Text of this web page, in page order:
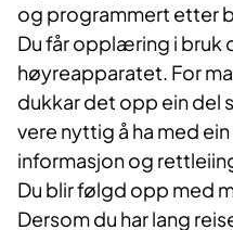
og programmert etter
Du får opplæring i bruk
høyreapparatet. For
dukkar det opp ein del
vere nyttig å ha med
informasjon og
Du blir følgd opp med
Dersom du har lang